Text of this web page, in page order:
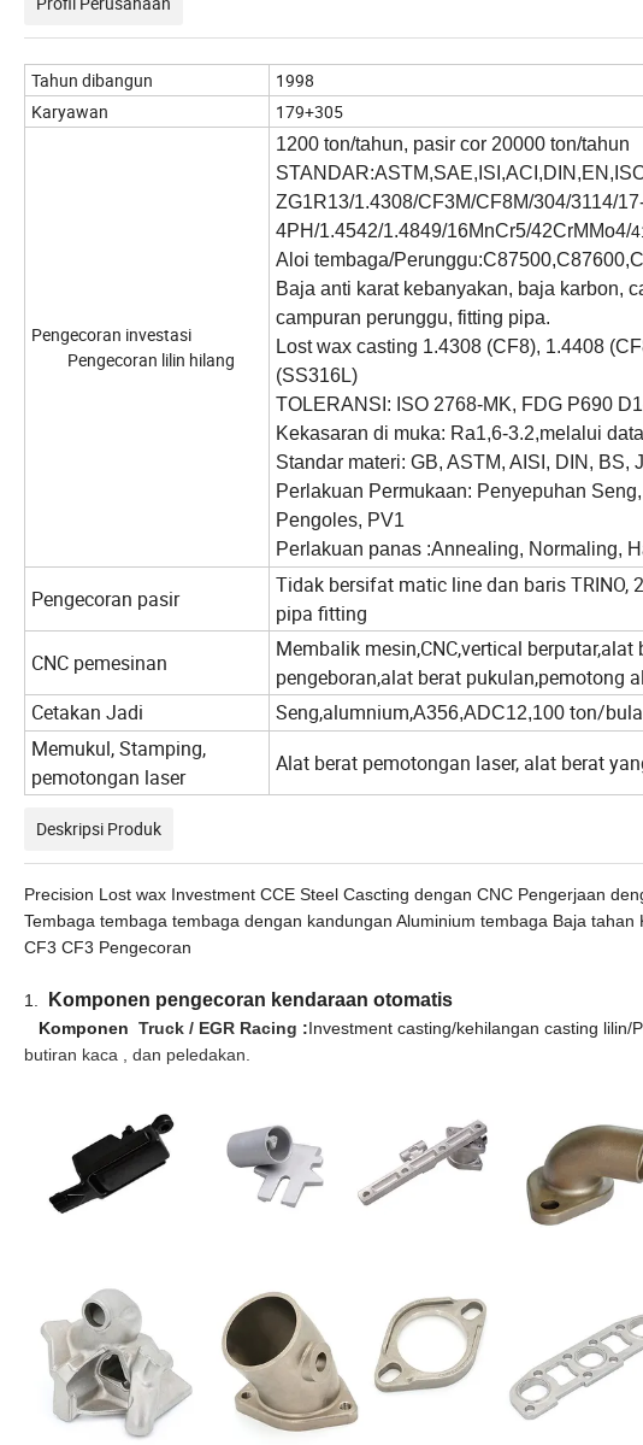
Tahun dibangun
1998
Karyawan
179+305
Pengecoran investasi
Pengecoran lilin hilang
1200 ton/tahun, pasir cor 20000 ton/tahun
STANDAR:
ZG1R13/1.4308/CF3M/CF8M/304/3114/
4PH/1.4542/1.4849/16MnCr5/42CrMMo4/
Aloi tembaga/Perunggu:C87500,C87600,
Baja anti karat kebanyakan, baja karbon,
campuran perunggu, fitting pipa.
Lost wax casting 1.4308 (CF8), 1.4408
(SS316L)
TOLERANSI: ISO 2768-MK, FDG P690
Kekasaran di muka: Ra1,6-3.2,melalui
Standar materi: GB, ASTM, AISI, DIN, BS,
Perlakuan Permukaan: Penyepuhan
Pengoles, PV1
Perlakuan panas :Annealing, Normaling,
Pengecoran pasir
Tidak bersifat matic line dan baris
pipa fitting
CNC pemesinan
Membalik mesin,CNC,vertical
pengeboran,alat berat pukulan,pemotong
Cetakan Jadi
Seng,alumnium,A356,ADC12,100 ton/
Memukul, Stamping,
pemotongan laser
Alat berat pemotongan laser, alat berat
Deskripsi Produk
Precision Lost wax Investment CCE Steel Cascting dengan CNC Pengerjaan
Tembaga tembaga tembaga dengan kandungan Aluminium tembaga Baja
CF3 CF3 Pengecoran
1. Komponen pengecoran kendaraan otomatis
Komponen Truck / EGR Racing :Investment casting/kehilangan casting lilin/
butiran kaca , dan peledakan.